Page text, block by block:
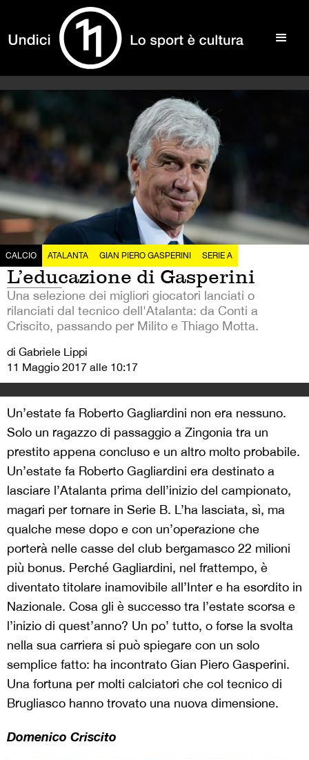
CALCIO ATALANTA GIAN PIERO GASPERINI SERIE A
L’educazione di Gasperini
Una selezione dei migliori giocatori lanciati o
rilanciati dal tecnico dell'Atalanta: da Conti a
Criscito, passando per Milito e Thiago Motta.
di Gabriele Lippi
11 Maggio 2017 alle 10:17
Un’estate fa Roberto Gagliardini non era nessuno.
Solo un ragazzo di passaggio a Zingonia tra un
prestito appena concluso e un altro molto probabile.
Un’estate fa Roberto Gagliardini era destinato a
lasciare l’Atalanta prima dell’inizio del campionato,
magari per tornare in Serie B. L’ha lasciata, sì, ma
qualche mese dopo e con un’operazione che
porterà nelle casse del club bergamasco 22 milioni
più bonus. Perché Gagliardini, nel frattempo, è
diventato titolare inamovibile all’Inter e ha esordito in
Nazionale. Cosa gli è successo tra l’estate scorsa e
l’inizio di quest’anno? Un po’ tutto, o forse la svolta
nella sua carriera si può spiegare con un solo
semplice fatto: ha incontrato Gian Piero Gasperini.
Una fortuna per molti calciatori che col tecnico di
Brugliasco hanno trovato una nuova dimensione.
Domenico Criscito